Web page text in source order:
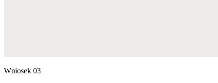
Wniosek 03